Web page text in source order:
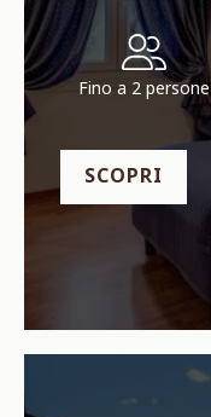
Fino a 2 persone
SCOPRI